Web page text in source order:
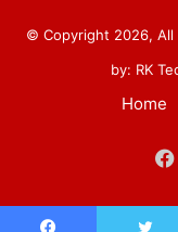
© Copyright 2026,
by: RK
Home